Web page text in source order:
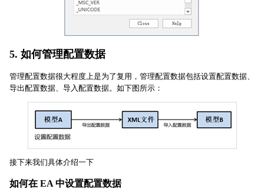
5. 如何管理配置数据
管理配置数据很大程度上是为了复用，管理配置数据包括设置配置数据、
导出配置数据、导入配置数据。如下图所示：
接下来我们具体介绍一下
如何在 EA 中设置配置数据